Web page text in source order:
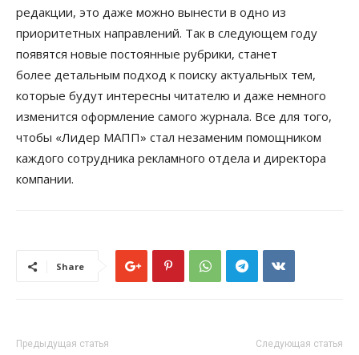
редакции, это даже можно вынести в одно из
приоритетных направлений. Так в следующем году
появятся новые постоянные рубрики, станет
более детальным подход к поиску актуальных тем,
которые будут интересны читателю и даже немного
изменится оформление самого журнала. Все для того,
чтобы «Лидер МАПП» стал незаменим помощником
каждого сотрудника рекламного отдела и директора
компании.
Share
Предыдущая статья Следующая статья